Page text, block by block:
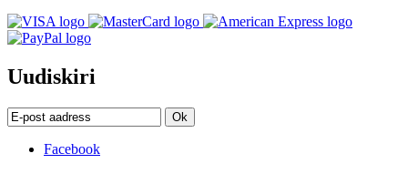
Uudiskiri
Ok
Facebook